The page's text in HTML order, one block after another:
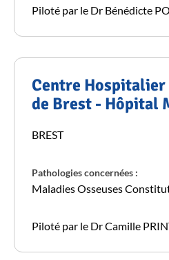
Piloté par le Dr Bénédicte
Centre
de Brest - Hôpital
BREST
Pathologies concernées :
Maladies Osseuses
Piloté par le Dr Camille